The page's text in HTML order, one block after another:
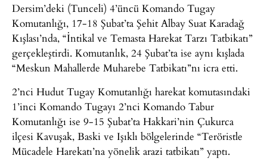
Dersim’deki (Tunceli) 4’üncü Komando Tugay
Komutanlığı, 17-18 Şubat’ta Şehit Albay Suat Karadağ
Kışlası’nda, “İntikal ve Temasta Harekat Tarzı Tatbikatı”
gerçekleştirdi. Komutanlık, 24 Şubat’ta ise aynı kışlada
“Meskun Mahallerde Muharebe Tatbikatı”nı icra etti.
2’nci Hudut Tugay Komutanlığı harekat komutasındaki
1’inci Komando Tugayı 2’nci Komando Tabur
Komutanlığı ise 9-15 Şubat’ta Hakkari’nin Çukurca
ilçesi Kavuşak, Baski ve Işıklı bölgelerinde “Teröristle
Mücadele Harekatı’na yönelik arazi tatbikatı” yaptı.